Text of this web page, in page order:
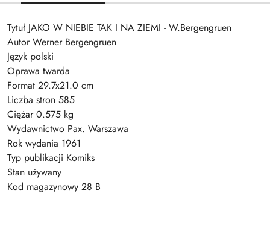
Tytuł JAKO W NIEBIE TAK I NA ZIEMI - W.Bergengruen
Autor Werner Bergengruen
Język polski
Oprawa twarda
Format 29.7x21.0 cm
Liczba stron 585
Ciężar 0.575 kg
Wydawnictwo Pax. Warszawa
Rok wydania 1961
Typ publikacji Komiks
Stan używany
Kod magazynowy 28 B